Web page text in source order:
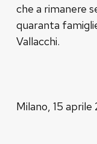
che a rimanere
quaranta
Vallacchi.
Milano, 15 aprile